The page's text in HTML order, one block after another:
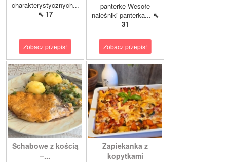
charakterystycznych...
⇖ 17
Zobacz przepis!
panterkę Wesołe
naleśniki panterka... ⇖
31
Zobacz przepis!
Schabowe z kością
–...
Zapiekanka z
kopytkami